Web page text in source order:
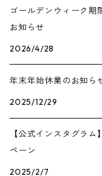
ゴールデンウィーク期
お知らせ
2026/4/28
年末年始休業のお知ら
2025/12/29
【公式インスタグラ
ペーン
2025/2/7